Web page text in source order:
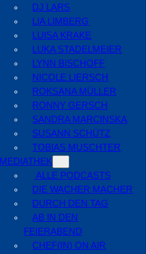
DJ LARS
LIA LIMBERG
LUISA KRAKE
LUKA STADELMEIER
LYNN BISCHOFF
NICOLE LIERSCH
ROKSANA MÜLLER
RONNY GERSCH
SANDRA MARCINSKA
SUSANN SCHÜTZ
TOBIAS MUSCHTER
MEDIATHEK
ALLE PODCASTS
DIE WACHER MACHER
DURCH DEN TAG
AB IN DEN
FEIERABEND
CHEF(IN) ON AIR